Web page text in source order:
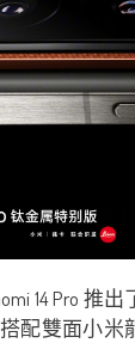
14 Pro 推出
配雙面小米